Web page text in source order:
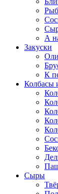
А
Закуски
К
Колбасы
Сыры